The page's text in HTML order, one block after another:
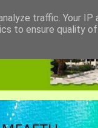
traffic. Your IP
to ensure quality